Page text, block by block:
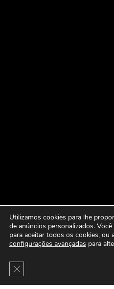
Utilizamos cookies para lhe
de anúncios personalizados.
para aceitar todos os cookies, ou
configurações avançadas para
Close GDPR Cookie Banner